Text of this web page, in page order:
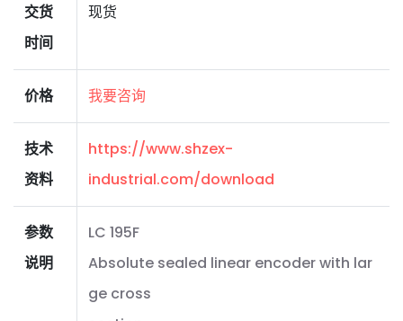
交货
时间
现货
价格 我要咨询
技术
资料
https://www.shzex-
industrial.com/download
参数
说明
LC 195F
Absolute sealed linear encoder with lar
ge cross